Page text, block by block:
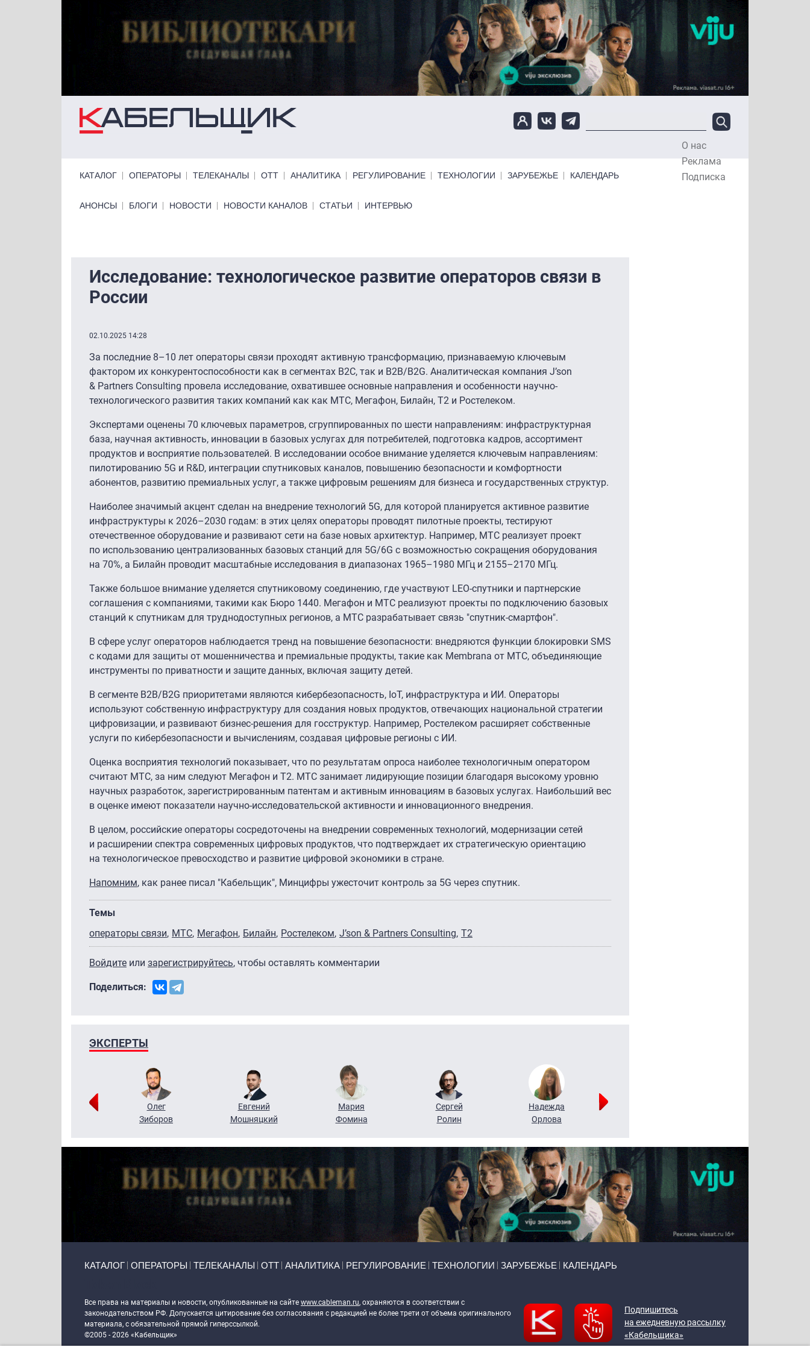
О нас
Реклама
Подписка
КАТАЛОГ ОПЕРАТОРЫ ТЕЛЕКАНАЛЫ ОТТ АНАЛИТИКА РЕГУЛИРОВАНИЕ ТЕХНОЛОГИИ ЗАРУБЕЖЬЕ КАЛЕНДАРЬ
Primary links bottom
АНОНСЫ БЛОГИ НОВОСТИ НОВОСТИ КАНАЛОВ СТАТЬИ ИНТЕРВЬЮ
Исследование: технологическое развитие операторов связи в
России
02.10.2025 14:28
За последние 8–10 лет операторы связи проходят активную трансформацию, признаваемую ключевым
фактором их конкурентоспособности как в сегментах B2C, так и B2B/B2G. Аналитическая компания J’son
& Partners Consulting провела исследование, охватившее основные направления и особенности научно-
технологического развития таких компаний как как МТС, Мегафон, Билайн, Т2 и Ростелеком.
Экспертами оценены 70 ключевых параметров, сгруппированных по шести направлениям: инфраструктурная
база, научная активность, инновации в базовых услугах для потребителей, подготовка кадров, ассортимент
продуктов и восприятие пользователей. В исследовании особое внимание уделяется ключевым направлениям:
пилотированию 5G и R&D, интеграции спутниковых каналов, повышению безопасности и комфортности
абонентов, развитию премиальных услуг, а также цифровым решениям для бизнеса и государственных структур.
Наиболее значимый акцент сделан на внедрение технологий 5G, для которой планируется активное развитие
инфраструктуры к 2026–2030 годам: в этих целях операторы проводят пилотные проекты, тестируют
отечественное оборудование и развивают сети на базе новых архитектур. Например, МТС реализует проект
по использованию централизованных базовых станций для 5G/6G с возможностью сокращения оборудования
на 70%, а Билайн проводит масштабные исследования в диапазонах 1965–1980 МГц и 2155–2170 МГц.
Также большое внимание уделяется спутниковому соединению, где участвуют LEO-спутники и партнерские
соглашения с компаниями, такими как Бюро 1440. Мегафон и МТС реализуют проекты по подключению базовых
станций к спутникам для труднодоступных регионов, а МТС разрабатывает связь "спутник-смартфон".
В сфере услуг операторов наблюдается тренд на повышение безопасности: внедряются функции блокировки SMS
с кодами для защиты от мошенничества и премиальные продукты, такие как Membrana от МТС, объединяющие
инструменты по приватности и защите данных, включая защиту детей.
В сегменте B2B/B2G приоритетами являются кибербезопасность, IoT, инфраструктура и ИИ. Операторы
используют собственную инфраструктуру для создания новых продуктов, отвечающих национальной стратегии
цифровизации, и развивают бизнес-решения для госструктур. Например, Ростелеком расширяет собственные
услуги по кибербезопасности и вычислениям, создавая цифровые регионы с ИИ.
Оценка восприятия технологий показывает, что по результатам опроса наиболее технологичным оператором
считают МТС, за ним следуют Мегафон и Т2. МТС занимает лидирующие позиции благодаря высокому уровню
научных разработок, зарегистрированным патентам и активным инновациям в базовых услугах. Наибольший вес
в оценке имеют показатели научно-исследовательской активности и инновационного внедрения.
В целом, российские операторы сосредоточены на внедрении современных технологий, модернизации сетей
и расширении спектра современных цифровых продуктов, что подтверждает их стратегическую ориентацию
на технологическое превосходство и развитие цифровой экономики в стране.
Напомним, как ранее писал "Кабельщик", Минцифры ужесточит контроль за 5G через спутник.
Темы
операторы связи МТС Мегафон Билайн Ростелеком J’son & Partners Consulting Т2
Войдите или зарегистрируйтесь, чтобы оставлять комментарии
Поделиться:
ЭКСПЕРТЫ
Олег
Зиборов
Евгений
Мошняцкий
Мария
Фомина
Сергей
Ролин
Надежда
Орлова
КАТАЛОГ ОПЕРАТОРЫ ТЕЛЕКАНАЛЫ ОТТ АНАЛИТИКА РЕГУЛИРОВАНИЕ ТЕХНОЛОГИИ ЗАРУБЕЖЬЕ КАЛЕНДАРЬ
Все права на материалы и новости, опубликованные на сайте www.cableman.ru, охраняются в соответствии с
законодательством РФ. Допускается цитирование без согласования с редакцией не более трети от объема оригинального
материала, с обязательной прямой гиперссылкой.
©2005 - 2026 «Кабельщик»
Подпишитесь
на ежедневную рассылку
«Кабельщика»